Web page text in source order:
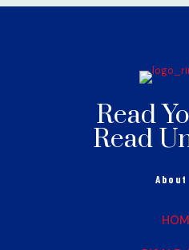
Read
Read
About